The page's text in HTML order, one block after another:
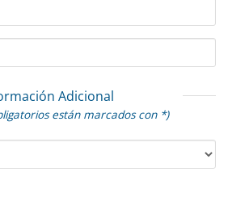
Adicional
están marcados con *)